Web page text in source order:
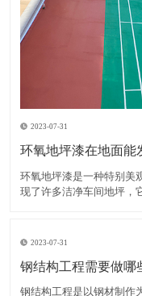
2023-07-31
环氧地坪漆在地面能
环氧地坪漆是一种特别美
现了许多洁净车间地坪，
色比较丰富，而且是有一
2023-07-31
钢结构工程需要做哪
钢结构工程是以钢材制作